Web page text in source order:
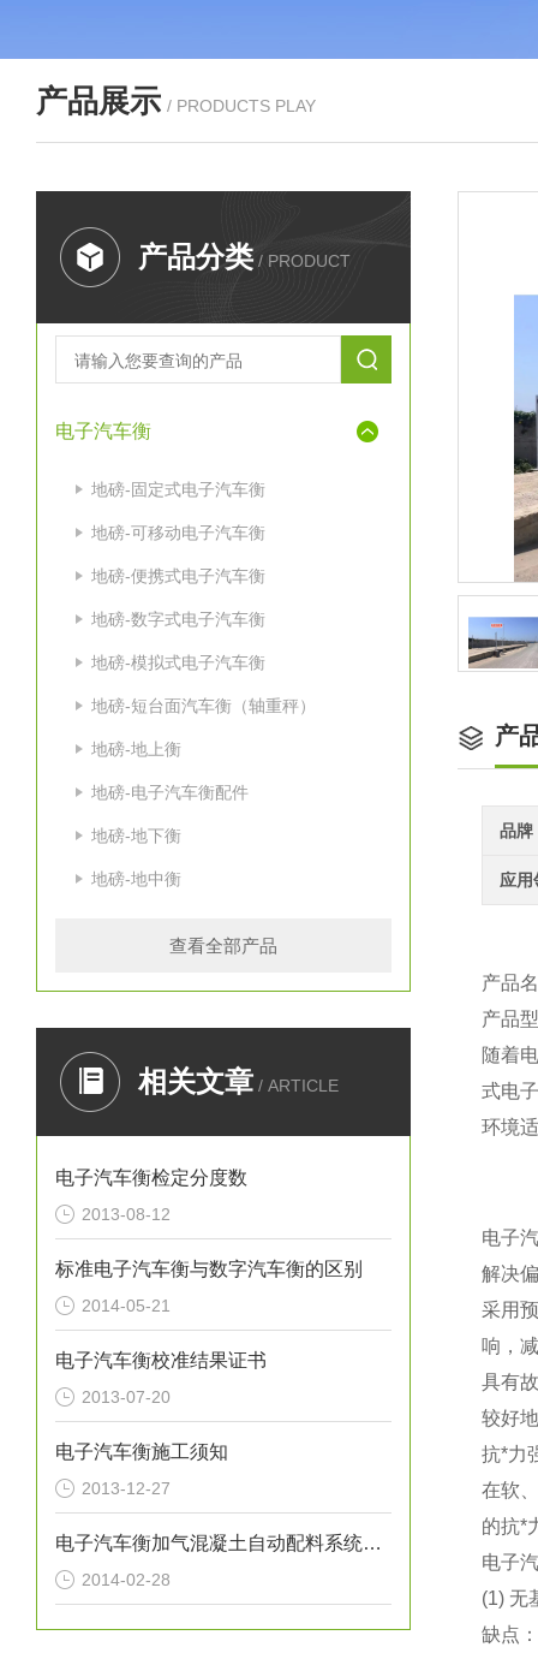
产品展示 / PRODUCTS PLAY
产品分类 / PRODUCT
电子汽车衡
地磅-固定式电子汽车衡
地磅-可移动电子汽车衡
地磅-便携式电子汽车衡
地磅-数字式电子汽车衡
地磅-模拟式电子汽车衡
地磅-短台面汽车衡（轴重秤）
地磅-地上衡
地磅-电子汽车衡配件
地磅-地下衡
地磅-地中衡
查看全部产品
相关文章 / ARTICLE
电子汽车衡检定分度数
2013-08-12
标准电子汽车衡与数字汽车衡的区别
2014-05-21
电子汽车衡校准结果证书
2013-07-20
电子汽车衡施工须知
2013-12-27
电子汽车衡加气混凝土自动配料系统特点
2014-02-28
产
品牌
应用
产品
产品
随着
式电
环境
电子
解决
采用
响，
具有
较好
抗*力
在软
的抗*
电子
(1) 无
缺点：